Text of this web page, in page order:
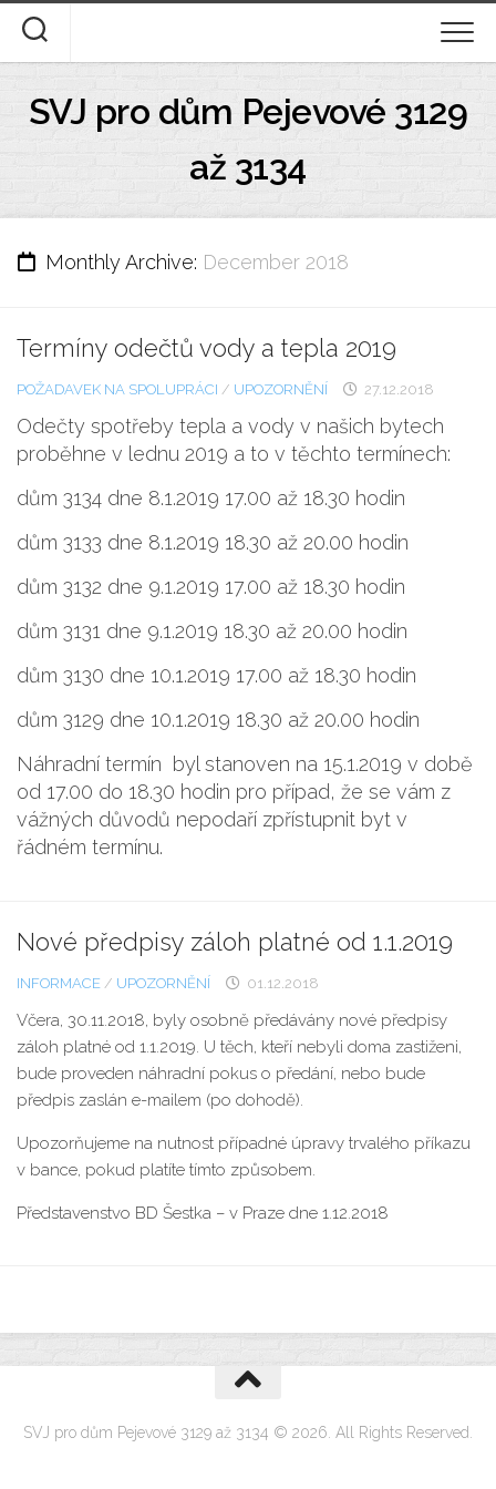
content
DESATERO
O NÁS
SVJ pro dům Pejevové 3129
až 3134
Monthly Archive: December 2018
Termíny odečtů vody a tepla 2019
POŽADAVEK NA SPOLUPRÁCI / UPOZORNĚNÍ 27.12.2018
Odečty spotřeby tepla a vody v našich bytech
proběhne v lednu 2019 a to v těchto termínech:
dům 3134 dne 8.1.2019 17.00 až 18.30 hodin
dům 3133 dne 8.1.2019 18.30 až 20.00 hodin
dům 3132 dne 9.1.2019 17.00 až 18.30 hodin
dům 3131 dne 9.1.2019 18.30 až 20.00 hodin
dům 3130 dne 10.1.2019 17.00 až 18.30 hodin
dům 3129 dne 10.1.2019 18.30 až 20.00 hodin
Náhradní termín byl stanoven na 15.1.2019 v době
od 17.00 do 18.30 hodin pro případ, že se vám z
vážných důvodů nepodaří zpřístupnit byt v
řádném termínu.
Nové předpisy záloh platné od 1.1.2019
INFORMACE / UPOZORNĚNÍ 01.12.2018
Včera, 30.11.2018, byly osobně předávány nové předpisy
záloh platné od 1.1.2019. U těch, kteří nebyli doma zastiženi,
bude proveden náhradní pokus o předání, nebo bude
předpis zaslán e-mailem (po dohodě).
Upozorňujeme na nutnost případné úpravy trvalého příkazu
v bance, pokud platíte tímto způsobem.
Představenstvo BD Šestka – v Praze dne 1.12.2018
SVJ pro dům Pejevové 3129 až 3134 © 2026. All Rights Reserved.